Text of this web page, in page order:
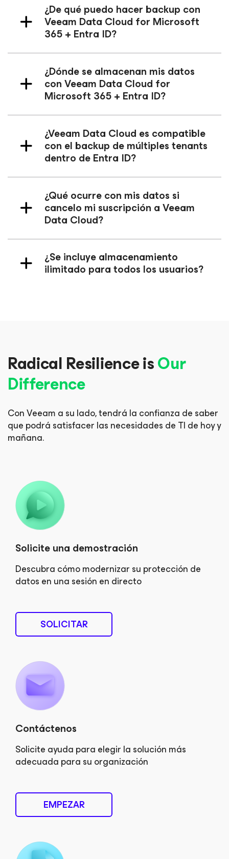
¿De qué puedo hacer backup con
Veeam Data Cloud for Microsoft
365+ Entra ID?
¿Dónde se almacenan mis datos
con Veeam Data Cloud for
Microsoft 365+ Entra ID?
¿Veeam Data Cloud es compatible
con el backup de múltiples tenants
dentro de Entra ID?
¿Qué ocurre con mis datos si
cancelo mi suscripción a Veeam
Data Cloud?
¿Se incluye almacenamiento
ilimitado para todos los usuarios?
Radical Resilience isOur
Difference
Con Veeam a su lado, tendrá la confianza de saber
que podrá satisfacer las necesidades de TI de hoy y
mañana.
Solicite una demostración
Descubra cómo modernizar su protección de
datos en una sesión en directo
SOLICITAR
Contáctenos
Solicite ayuda para elegir la solución más
adecuada para su organización
EMPEZAR